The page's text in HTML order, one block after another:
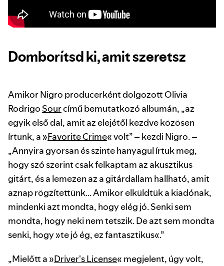
Domborítsd ki, amit szeretsz
Amikor Nigro producerként dolgozott Olivia
Rodrigo Sourcímű bemutatkozó albumán, „az
egyik első dal, amit az elejétől kezdve közösen
írtunk, a »Favorite Crime« volt” – kezdi Nigro. –
„Annyira gyorsan és szinte hanyagul írtuk meg,
hogy szó szerint csak felkaptam az akusztikus
gitárt, és a lemezen az a gitárdallam hallható, amit
aznap rögzítettünk... Amikor elküldtük a kiadónak,
mindenki azt mondta, hogy elég jó. Senki sem
mondta, hogy neki nem tetszik. De azt sem mondta
senki, hogy »te jó ég, ez fantasztikus«.”
„Mielőtt a »Driver's License« megjelent, úgy volt,